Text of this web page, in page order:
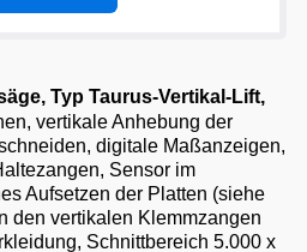
Typ Taurus-Vertikal-Lift,
vertikale Anhebung der
digitale Maßanzeigen,
Sensor im
Aufsetzen der Platten (siehe
den vertikalen Klemmzangen
Schnittbereich 5.000 x